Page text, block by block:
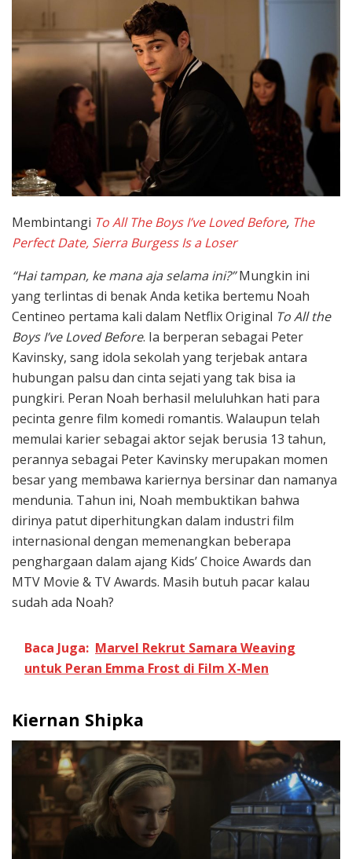
Membintangi To All The Boys I’ve Loved Before, The
Perfect Date, Sierra Burgess Is a Loser
“Hai tampan, ke mana aja selama ini?”Mungkin ini
yang terlintas di benak Anda ketika bertemu Noah
Centineo pertama kali dalam Netflix Original To All the
Boys I’ve Loved Before. Ia berperan sebagai Peter
Kavinsky, sang idola sekolah yang terjebak antara
hubungan palsu dan cinta sejati yang tak bisa ia
pungkiri. Peran Noah berhasil meluluhkan hati para
pecinta genre film komedi romantis. Walaupun telah
memulai karier sebagai aktor sejak berusia 13 tahun,
perannya sebagai Peter Kavinsky merupakan momen
besar yang membawa kariernya bersinar dan namanya
mendunia. Tahun ini, Noah membuktikan bahwa
dirinya patut diperhitungkan dalam industri film
internasional dengan memenangkan beberapa
penghargaan dalam ajang Kids’ Choice Awards dan
MTV Movie & TV Awards. Masih butuh pacar kalau
sudah ada Noah?
Baca Juga: Marvel Rekrut Samara Weaving
untuk Peran Emma Frost di Film X-Men
Kiernan Shipka